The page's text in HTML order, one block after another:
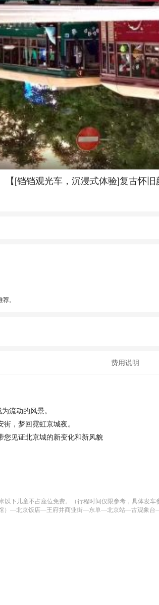
[铛铛观光车，沉浸式体验]复古怀旧
。
费用说明
流动的风景。
，梦回霓虹京城夜。
您见证北京城的新变化和新风貌
以下儿童不占座位免费。（行程时间仅限参考，具体
馆）—北京饭店—王府井商业街—东单—北京站—古观象